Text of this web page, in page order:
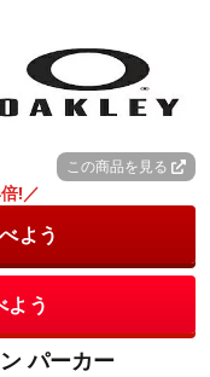
この商品を見る
!／
よう
よう
パーカー